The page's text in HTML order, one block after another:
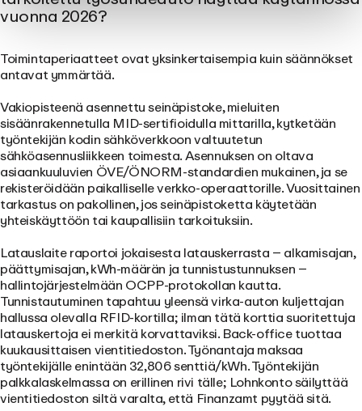
vuonna 2026?
Toimintaperiaatteet ovat yksinkertaisempia kuin säännökset
antavat ymmärtää.
Vakiopisteenä asennettu seinäpistoke, mieluiten
sisäänrakennetulla MID-sertifioidulla mittarilla, kytketään
työntekijän kodin sähköverkkoon valtuutetun
sähköasennusliikkeen toimesta. Asennuksen on oltava
asiaankuuluvien ÖVE/ÖNORM-standardien mukainen, ja se
rekisteröidään paikalliselle verkko-operaattorille. Vuosittainen
tarkastus on pakollinen, jos seinäpistoketta käytetään
yhteiskäyttöön tai kaupallisiin tarkoituksiin.
Latauslaite raportoi jokaisesta latauskerrasta – alkamisajan,
päättymisajan, kWh-määrän ja tunnistustunnuksen –
hallintojärjestelmään OCPP-protokollan kautta.
Tunnistautuminen tapahtuu yleensä virka-auton kuljettajan
hallussa olevalla RFID-kortilla; ilman tätä korttia suoritettuja
latauskertoja ei merkitä korvattaviksi. Back-office tuottaa
kuukausittaisen vientitiedoston. Työnantaja maksaa
työntekijälle enintään 32,806 senttiä/kWh. Työntekijän
palkkalaskelmassa on erillinen rivi tälle; Lohnkonto säilyttää
vientitiedoston siltä varalta, että Finanzamt pyytää sitä.